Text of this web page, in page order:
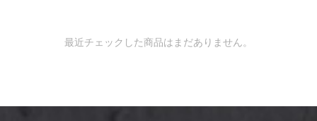
最近チェックした商品はまだありません。